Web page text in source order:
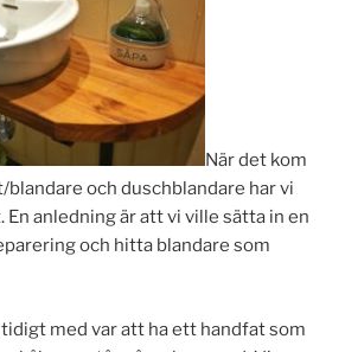
När det kom
och duschblandare har vi
anledning är att vi ville sätta in en
och hitta blandare som
med var att ha ett handfat som